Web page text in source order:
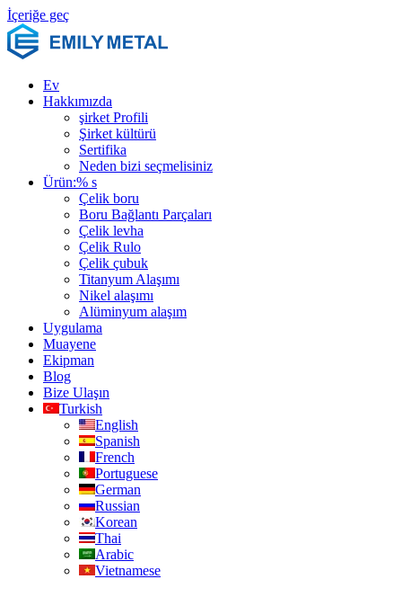
İçeriğe geç
Ev
Hakkımızda
şirket Profili
Şirket kültürü
Sertifika
Neden bizi seçmelisiniz
Ürün:% s
Çelik boru
Boru Bağlantı Parçaları
Çelik levha
Çelik Rulo
Çelik çubuk
Titanyum Alaşımı
Nikel alaşımı
Alüminyum alaşım
Uygulama
Muayene
Ekipman
Blog
Bize Ulaşın
Turkish
English
Spanish
French
Portuguese
German
Russian
Korean
Thai
Arabic
Vietnamese